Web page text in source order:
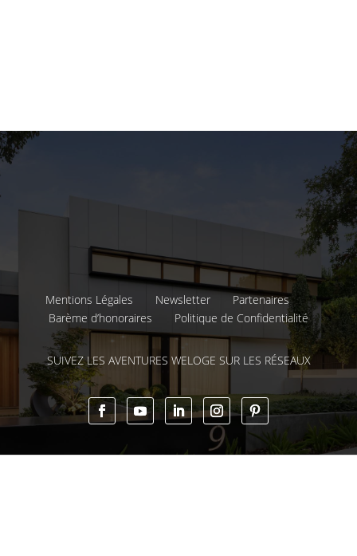
Mentions Légales Newsletter
Partenaires
Barème d’honoraires
Politique de Confidentialité
SUIVEZ LES AVENTURES WELOGE SUR LES RÉSEAUX